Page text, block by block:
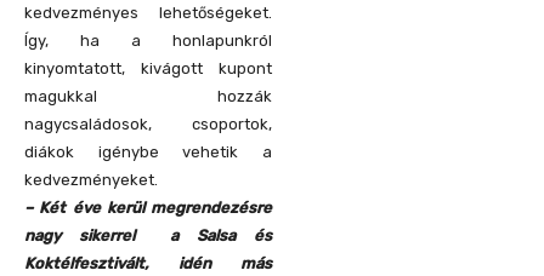
kedvezményes lehetőségeket.
Így, ha a honlapunkról
kinyomtatott, kivágott kupont
magukkal hozzák
nagycsaládosok, csoportok,
diákok igénybe vehetik a
kedvezményeket.
– Két éve kerül megrendezésre
nagy sikerrel a Salsa és
Koktélfesztivált, idén más